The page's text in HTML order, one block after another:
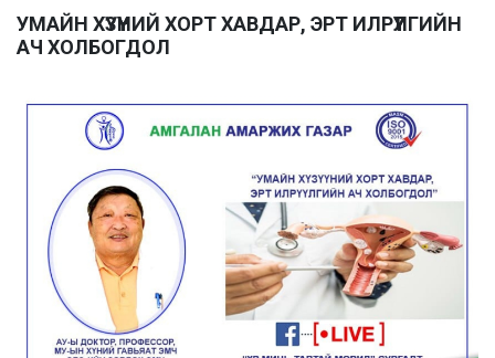
УМАЙН ХҮЗҮҮНИЙ ХОРТ ХАВДАР, ЭРТ ИЛРҮҮЛГИЙН
АЧ ХОЛБОГДОЛ